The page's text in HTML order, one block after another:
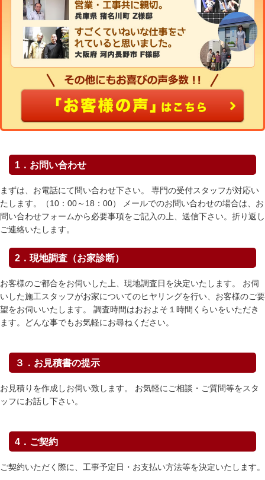
1．お問い合わせ
まずは、お電話にて問い合わせ下さい。 専門の受付スタッフが対応い
たします。（10：00～18：00） メールでのお問い合わせの場合は、お
問い合わせフォームから必要事項をご記入の上、送信下さい。折り返し
ご連絡いたします。
2．現地調査（お家診断）
お客様のご都合をお伺いした上、現地調査日を決定いたします。 お伺
いした施工スタッフがお家についてのヒヤリングを行い、お客様のご要
望をお伺いいたします。 調査時間はおおよそ１時間くらいをいただき
ます。どんな事でもお気軽にお尋ねください。
３．お見積書の提示
お見積りを作成しお伺い致します。 お気軽にご相談・ご質問等をスタ
ッフにお話し下さい。
4．ご契約
ご契約いただく際に、工事予定日・お支払い方法等を決定いたします。